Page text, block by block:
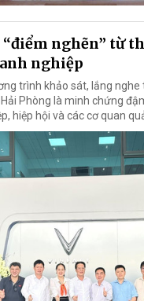
nghẽn” từ
nghiệp
trình khảo sát, lắng
Phòng là minh chứng
hiệp hội và các cơ quan